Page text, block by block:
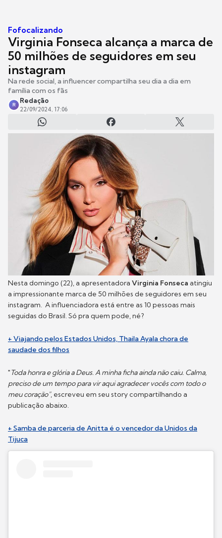
Fofocalizando
Virginia Fonseca alcança a marca de
50 milhões de seguidores em seu
instagram
Na rede social, a influencer compartilha seu dia a dia em
família com os fãs
R
Redação
22/09/2024, 17:06
Nesta domingo (22), a apresentadora Virginia Fonseca atingiu
a impressionante marca de 50 milhões de seguidores em seu
instagram. A influenciadora está entre as 10 pessoas mais
seguidas do Brasil. Só pra quem pode, né?
+ Viajando pelos Estados Unidos, Thaila Ayala chora de
saudade dos filhos
"Toda honra e glória a Deus. A minha ficha ainda não caiu. Calma,
preciso de um tempo para vir aqui agradecer vocês com todo o
meu coração", escreveu em seu story compartilhando a
publicação abaixo.
+ Samba de parceria de Anitta é o vencedor da Unidos da
Tijuca